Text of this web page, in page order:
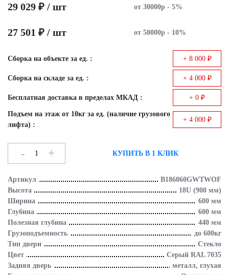
29 029 ₽ / шт от 30000р - 5%
27 501 ₽ / шт от 50000р - 10%
Сборка на объекте за ед. : + 8 000 ₽
Сборка на складе за ед. : + 4 000 ₽
Бесплатная доставка в пределах МКАД : + 0 ₽
Подъем на этаж от 10кг за ед. (наличие грузового
лифта) :
+ 4 000 ₽
- + КУПИТЬ В 1 КЛИК
Артикул
B186060GWTWOF
Высота
18U (900 мм)
Ширина
600 мм
Глубина
600 мм
Полезная глубина
440 мм
Грузоподъемность
до 600кг
Тип двери
Стекло
Цвет
Серый RAL 7035
Задняя дверь
металл, глухая